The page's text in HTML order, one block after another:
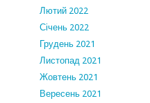
Лютий 2022
Січень 2022
Грудень 2021
Листопад 2021
Жовтень 2021
Вересень 2021